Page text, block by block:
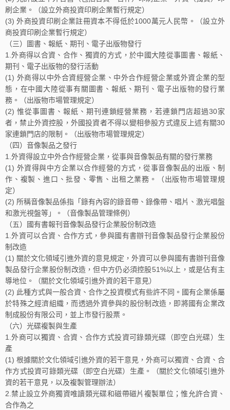
刷企業。（設立外商投資印刷企業暫行規定）
(3) 外商投資印刷企業註冊資本不得低於1000萬元人民幣。（設立外
商投資印刷企業暫行規定）
（三）圖書、報紙、期刊、電子出版物發行
1.外商得以合資、合作、獨資的方式，於中國大陸從事圖書、報紙、
期刊、電子出版物的發行活動
(1) 外商得以中外合資經營企業、中外合作經營企業或外資企業的型
態，在中國大陸從事有關圖書、報紙、期刊、電子出版物的發行業
務。（出版物市場管理規定）
(2) 惟從事圖書、報紙、期刊連鎖經營業務，若連鎖門店超過30家
者，禁止外資控股，外國投資者不得以變相參股方式違反上述有關30
家連鎖門店的限制。（出版物市場管理規定）
（四）音像製品之發行
1.外資得設立中外合作經營企業，從事與音像製品有關的發行業務
(1) 外資得與中方企業以合作經營的方式，從事音像製品的出版、制
作、複製、進口、批發、零售、出租之業務。（出版物市場管理規
定）
(2) 所稱音像製品係指「錄有內容的錄音帶、錄像帶、唱片、激光唱盤
和激光視盤等」。（音像製品管理條例）
（五）國有書報刊音像製品發行企業股份制改造
1.外資可以合資、合作方式，參與國有書辦刊音像製品發行企業股份
制改造
(1) 關於文化領域引進外資的意見規定，外資可以參與國有書辦刊音像
製品發行企業股份制改造，但中方仍必須控股51%以上，或是佔有主
導地位。（關於文化領域引進外資的若干意見）
(2) 此種方式與一般合資、合作之投資模式有些許不同。國有企業係屬
於特殊之經濟組織，而透過外資參與的股份制改造，即將國有企業改
制成股份有限公司，並上市發行股票。
（六）光碟複製與生產
1.外商可以獨資、合資、合作方式投資可錄類光碟（即空白光碟）生
產
(1) 根據關於文化領域引進外資的若干意見，外商可以獨資、合資、合
作方式投資可錄類光碟（即空白光碟）生產。（關於文化領域引進外
資的若干意見，以及複製管理辦法）
2.禁止設立外商獨資唯讀類光碟和磁帶磁片複製單位；惟允許合資、
合作為之